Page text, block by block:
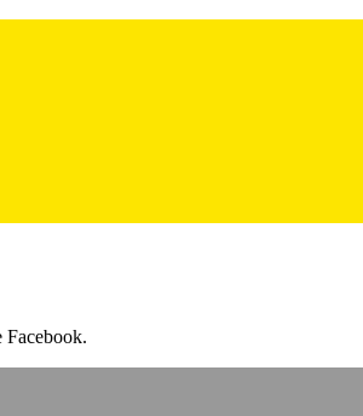
Facebook.